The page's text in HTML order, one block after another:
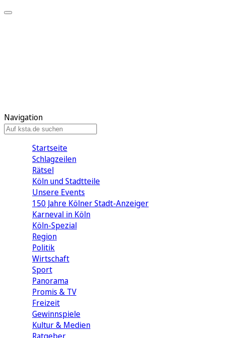
Navigation
Startseite
Schlagzeilen
Rätsel
Köln und Stadtteile
Unsere Events
150 Jahre Kölner Stadt-Anzeiger
Karneval in Köln
Köln-Spezial
Region
Politik
Wirtschaft
Sport
Panorama
Promis & TV
Freizeit
Gewinnspiele
Kultur & Medien